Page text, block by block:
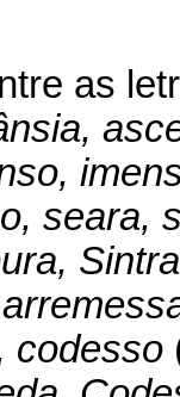
as
seara,
codesso